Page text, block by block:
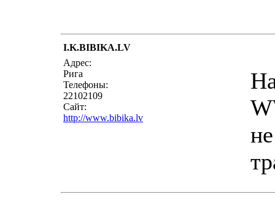
I.K.BIBIKA.LV
Адрес:
Рига
Телефоны:
22102109
Сайт:
http://www.bibika.lv